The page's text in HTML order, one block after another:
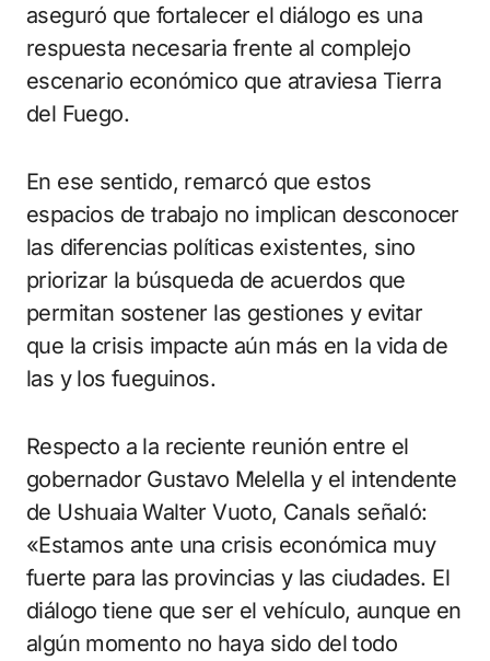
aseguró que fortalecer el diálogo es una
respuesta necesaria frente al complejo
escenario económico que atraviesa Tierra
del Fuego.
En ese sentido, remarcó que estos
espacios de trabajo no implican desconocer
las diferencias políticas existentes, sino
priorizar la búsqueda de acuerdos que
permitan sostener las gestiones y evitar
que la crisis impacte aún más en la vida de
las y los fueguinos.
Respecto a la reciente reunión entre el
gobernador Gustavo Melella y el intendente
de Ushuaia Walter Vuoto, Canals señaló:
«Estamos ante una crisis económica muy
fuerte para las provincias y las ciudades. El
diálogo tiene que ser el vehículo, aunque en
algún momento no haya sido del todo